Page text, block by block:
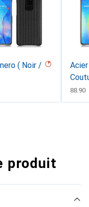
( Noir /
CHF
88.90
produit